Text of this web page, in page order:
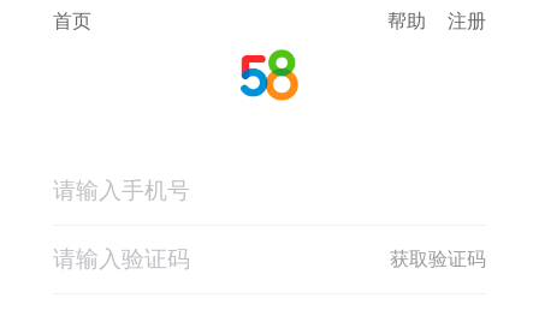
首页 帮助 注册
获取验证码